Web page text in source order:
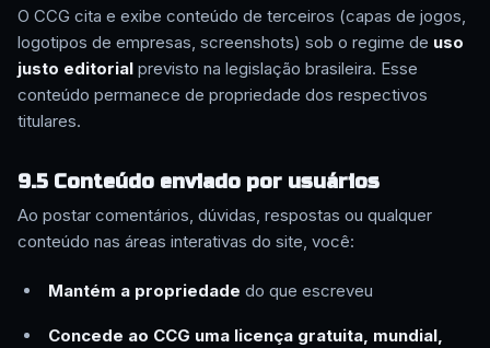
O CCG cita e exibe conteúdo de terceiros (capas de jogos,
logotipos de empresas, screenshots) sob o regime de uso
justo editorial previsto na legislação brasileira. Esse
conteúdo permanece de propriedade dos respectivos
titulares.
9.5 Conteúdo enviado por usuários
Ao postar comentários, dúvidas, respostas ou qualquer
conteúdo nas áreas interativas do site, você:
Mantém a propriedade do que escreveu
Concede ao CCG uma licença gratuita, mundial,